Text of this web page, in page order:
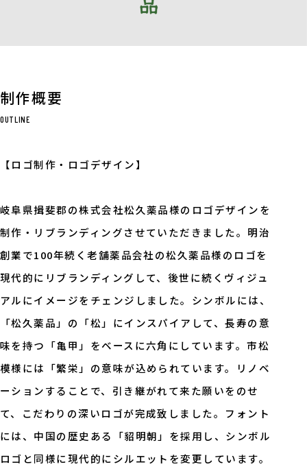
制作概要
OUTLINE
【ロゴ制作・ロゴデザイン】
岐阜県揖斐郡の株式会社松久薬品様のロゴデザインを
制作・リブランディングさせていただきました。明治
創業で100年続く老舗薬品会社の松久薬品様のロゴを
現代的にリブランディングして、後世に続くヴィジュ
アルにイメージをチェンジしました。シンボルには、
「松久薬品」の「松」にインスパイアして、長寿の意
味を持つ「亀甲」をベースに六角にしています。市松
模様には「繁栄」の意味が込められています。リノベ
ーションすることで、引き継がれて来た願いをのせ
て、こだわりの深いロゴが完成致しました。フォント
には、中国の歴史ある「貂明朝」を採用し、シンボル
ロゴと同様に現代的にシルエットを変更しています。